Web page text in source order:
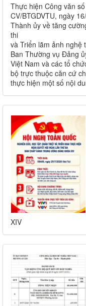
Thực hiện Công văn
CV/BTGDVTU, ngày
Thành ủy về tăng
thi
và Triển lãm ảnh nghệ
Ban Thường vụ Đảng
Việt Nam và các tổ
bộ trực thuộc căn cứ
thực hiện một số nội
XIV